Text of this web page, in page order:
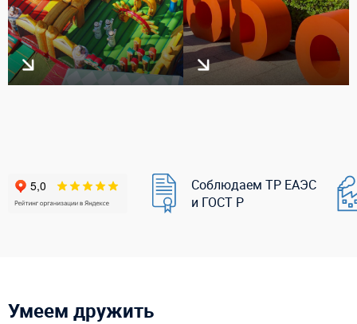
Соблюдаем ТР ЕАЭС
и ГОСТ Р
Умеем дружить